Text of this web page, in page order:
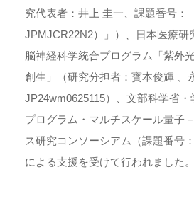
究代表者：井上 圭一、課題番号：
JPMJCR22N2）」）、日本医療研
脳神経科学統合プログラム「紫外
創生」（研究分担者：寳本俊輝 、
JP24wm0625115）、文部科学省
プログラム・マルチスケール量子
ス研究コンソーシアム（課題番号
による支援を受けて行われました。